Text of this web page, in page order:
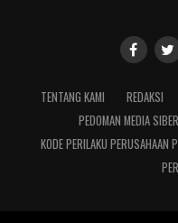
TENTANG KAMI REDAKSI
PEDOMAN MEDIA SIBER
KODE PERILAKU PERUSAHAAN